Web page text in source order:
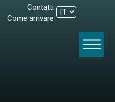
Contatti
Come arrivare